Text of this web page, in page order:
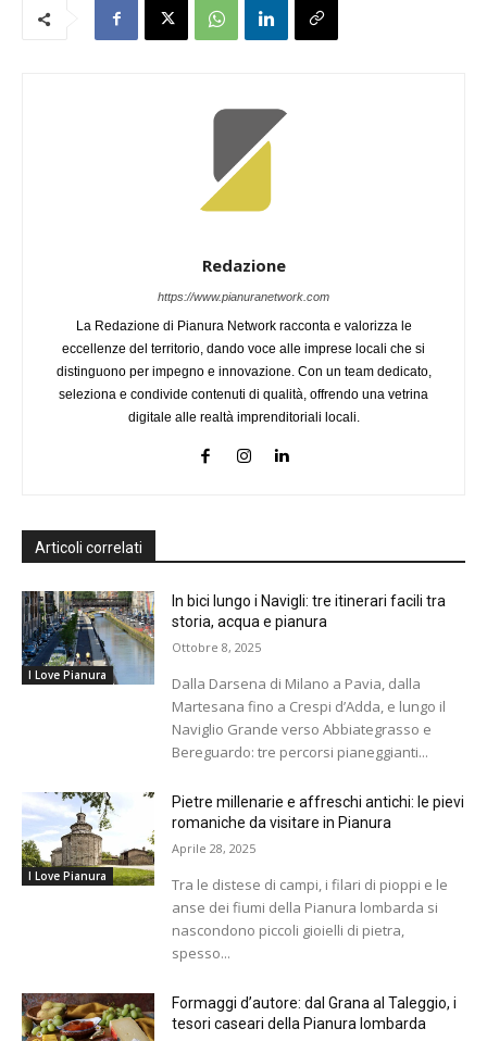
Redazione
https://www.pianuranetwork.com
La Redazione di Pianura Network racconta e valorizza le
eccellenze del territorio, dando voce alle imprese locali che si
distinguono per impegno e innovazione. Con un team dedicato,
seleziona e condivide contenuti di qualità, offrendo una vetrina
digitale alle realtà imprenditoriali locali.
Articoli correlati
I Love Pianura
In bici lungo i Navigli: tre itinerari facili tra
storia, acqua e pianura
Ottobre 8, 2025
Dalla Darsena di Milano a Pavia, dalla
Martesana fino a Crespi d’Adda, e lungo il
Naviglio Grande verso Abbiategrasso e
Bereguardo: tre percorsi pianeggianti...
I Love Pianura
Pietre millenarie e affreschi antichi: le pievi
romaniche da visitare in Pianura
Aprile 28, 2025
Tra le distese di campi, i filari di pioppi e le
anse dei fiumi della Pianura lombarda si
nascondono piccoli gioielli di pietra,
spesso...
Formaggi d’autore: dal Grana al Taleggio, i
tesori caseari della Pianura lombarda